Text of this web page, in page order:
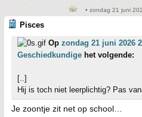
• zondag 21 juni
Pisces
Op zondag 21 juni 2026
Geschiedkundige het volgende:
[..]
Hij is toch niet leerplichtig? Pas
Je zoontje zit net op school…